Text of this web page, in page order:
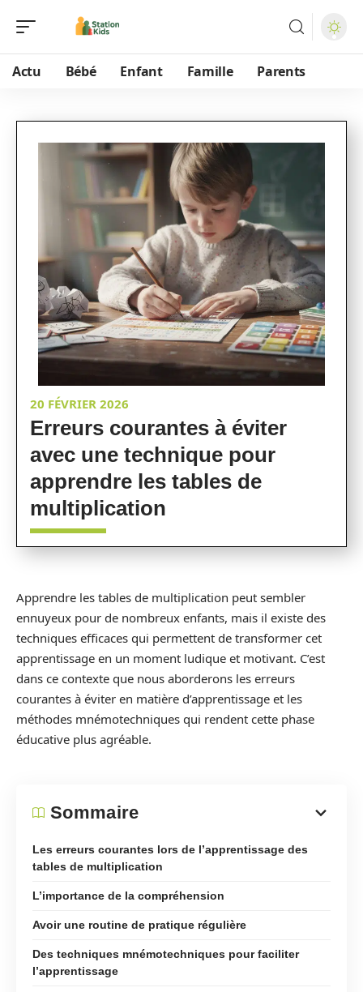
Actu Bébé Enfant Famille Parents
20 FÉVRIER 2026
Erreurs courantes à éviter
avec une technique pour
apprendre les tables de
multiplication
Apprendre les tables de multiplication peut sembler
ennuyeux pour de nombreux enfants, mais il existe des
techniques efficaces qui permettent de transformer cet
apprentissage en un moment ludique et motivant. C’est
dans ce contexte que nous aborderons les erreurs
courantes à éviter en matière d’apprentissage et les
méthodes mnémotechniques qui rendent cette phase
éducative plus agréable.
Sommaire
Les erreurs courantes lors de l’apprentissage des
tables de multiplication
L’importance de la compréhension
Avoir une routine de pratique régulière
Des techniques mnémotechniques pour faciliter
l’apprentissage